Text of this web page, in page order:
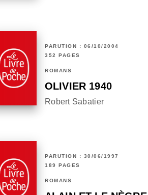
PARUTION : 06/10/2004
352 PAGES
ROMANS
OLIVIER 1940
Robert Sabatier
PARUTION : 30/06/1997
189 PAGES
ROMANS